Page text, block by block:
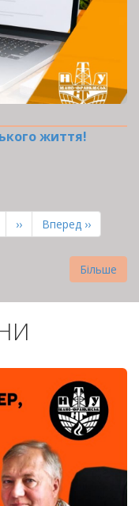
життя!
Наступна
сторінка
››
Остання
сторінка
Вперед ››
Більше